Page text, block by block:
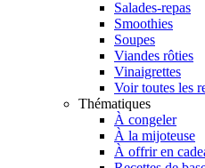
Salades-repas
Smoothies
Soupes
Viandes rôties
Vinaigrettes
Voir toutes les
Thématiques
À congeler
À la mijoteuse
À offrir en